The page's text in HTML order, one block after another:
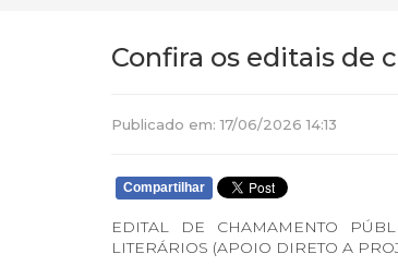
Confira os editais de
Publicado em: 17/06/2026 14:13
Compartilhar
EDITAL DE CHAMAMENTO
LITERÁRIOS (APOIO DIRETO A